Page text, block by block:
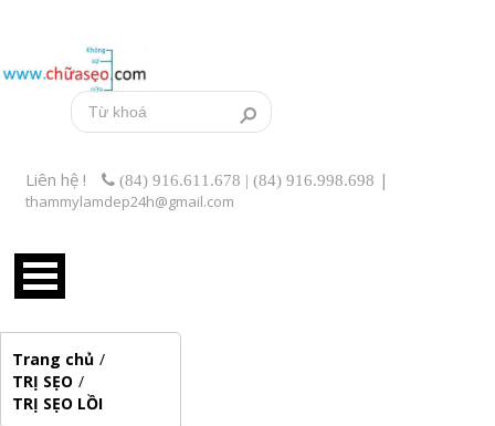
Liên hệ ! (84) 916.611.678 | (84) 916.998.698 |
thammylamdep24h@gmail.com
Trang chủ /
TRỊ SẸO /
TRỊ SẸO LỒI